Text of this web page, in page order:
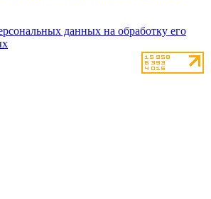
данных на обработку его